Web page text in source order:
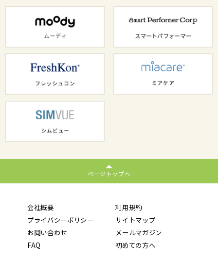
ページトップへ
会社概要
利用規約
プライバシーポリシー
サイトマップ
お問い合わせ
メールマガジン
FAQ
初めての方へ